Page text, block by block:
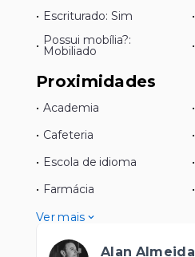
• Escriturado: Sim •
• Possui mobília?:
Mobiliado •
Proximidades
• Academia •
• Cafeteria •
• Escola de idioma •
• Farmácia •
Ver mais
Alan Almeida